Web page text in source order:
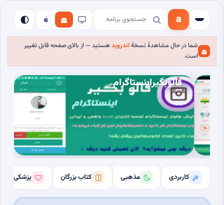
a
شما در حال مشاهدهٔ نسخهٔاندروید هستید — از بالای صفحه قابل تغییر
است.
فالوبگیراینستاگرام
کاربردی مذهبی کتاب بزرگان پزشکی